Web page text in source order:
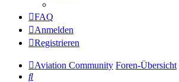
FAQ
Anmelden
Registrieren
Aviation Community Foren-Übersicht
Suche